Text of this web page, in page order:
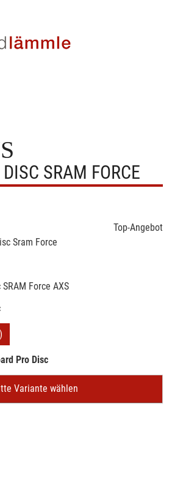
SRAM FORCE
Top-Angebot
Force AXS
Pro Disc
Variante wählen